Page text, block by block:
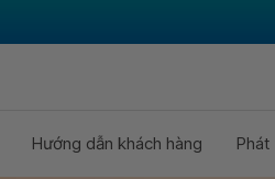
Hướng dẫn khách hàng